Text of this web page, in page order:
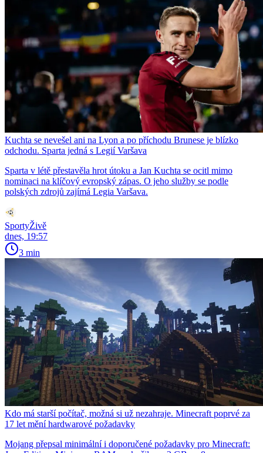
Kuchta se nevešel ani na Lyon a po příchodu Brunese je blízko
odchodu. Sparta jedná s Legií Varšava
Sparta v létě přestavěla hrot útoku a Jan Kuchta se ocitl mimo
nominaci na klíčový evropský zápas. O jeho služby se podle
polských zdrojů zajímá Legia Varšava.
SportyŽivě
dnes, 19:57
3 min
Kdo má starší počítač, možná si už nezahraje. Minecraft poprvé za
17 let mění hardwarové požadavky
Mojang přepsal minimální i doporučené požadavky pro Minecraft: